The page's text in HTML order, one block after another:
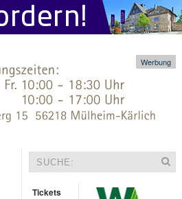
Werbung
Tickets